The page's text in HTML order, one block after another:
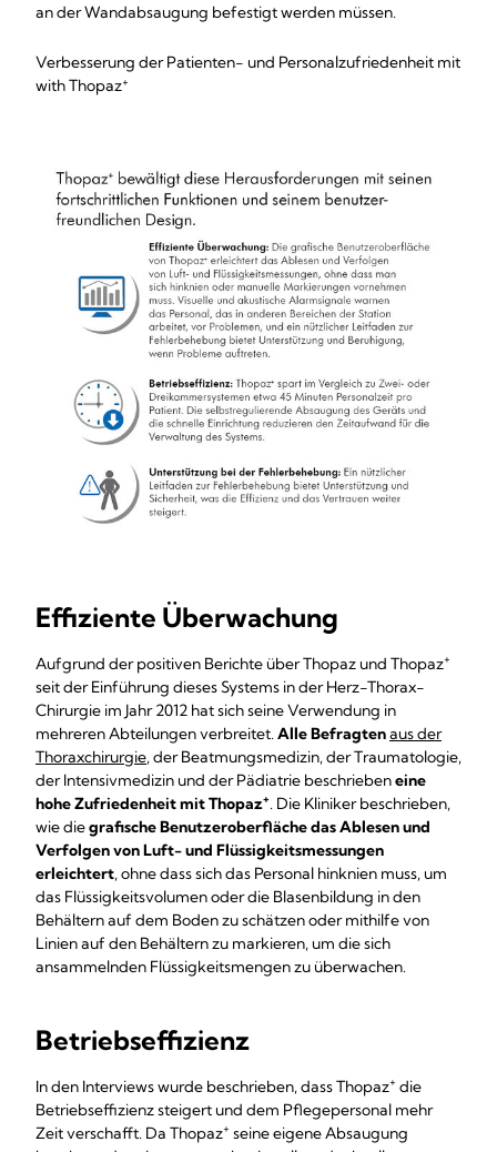
an der Wandabsaugung befestigt werden müssen.
Verbesserung der Patienten- und Personalzufriedenheit mit
with Thopaz+
Effiziente Überwachung
Aufgrund der positiven Berichte über Thopaz und Thopaz+
seit der Einführung dieses Systems in der Herz-Thorax-
Chirurgie im Jahr 2012 hat sich seine Verwendung in
mehreren Abteilungen verbreitet.Alle Befragtenaus der
Thoraxchirurgie, der Beatmungsmedizin, der Traumatologie,
der Intensivmedizin und der Pädiatrie beschriebeneine
hohe Zufriedenheit mit Thopaz+. Die Kliniker beschrieben,
wie diegrafische Benutzeroberfläche das Ablesen und
Verfolgen von Luft- und Flüssigkeitsmessungen
erleichtert, ohne dass sich das Personal hinknien muss, um
das Flüssigkeitsvolumen oder die Blasenbildung in den
Behältern auf dem Boden zu schätzen oder mithilfe von
Linien auf den Behältern zu markieren, um die sich
ansammelnden Flüssigkeitsmengen zu überwachen.
Betriebseffizienz
In den Interviews wurde beschrieben, dass Thopaz+ die
Betriebseffizienz steigert und dem Pflegepersonal mehr
Zeit verschafft. Da Thopaz+ seine eigene Absaugung